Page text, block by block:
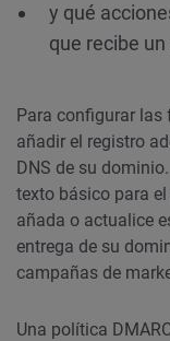
y qué
que recibe
Para configurar las
añadir el registro
DNS de su
texto básico para
añada o actualice
entrega de su
campañas de
Una política